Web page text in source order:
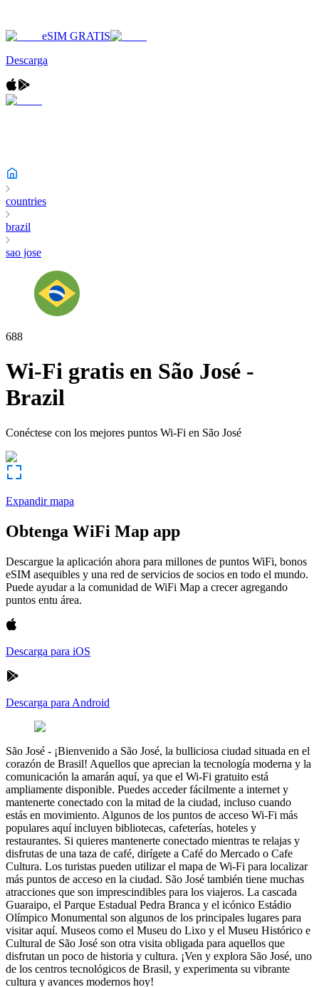
eSIM GRATIS
Descarga
countries
brazil
sao jose
688
Wi-Fi gratis en São José -
Brazil
Conéctese con los mejores puntos Wi-Fi en São José
Expandir mapa
Obtenga WiFi Map app
Descargue la aplicación ahora para millones de puntos WiFi, bonos
eSIM asequibles y una red de servicios de socios en todo el mundo.
Puede ayudar a la comunidad de WiFi Map a crecer agregando
puntos entu área.
Descarga para iOS
Descarga para Android
São José - ¡Bienvenido a São José, la bulliciosa ciudad situada en el
corazón de Brasil! Aquellos que aprecian la tecnología moderna y la
comunicación la amarán aquí, ya que el Wi-Fi gratuito está
ampliamente disponible. Puedes acceder fácilmente a internet y
mantenerte conectado con la mitad de la ciudad, incluso cuando
estás en movimiento. Algunos de los puntos de acceso Wi-Fi más
populares aquí incluyen bibliotecas, cafeterías, hoteles y
restaurantes. Si quieres mantenerte conectado mientras te relajas y
disfrutas de una taza de café, dirígete a Café do Mercado o Cafe
Cultura. Los turistas pueden utilizar el mapa de Wi-Fi para localizar
más puntos de acceso en la ciudad. São José también tiene muchas
atracciones que son imprescindibles para los viajeros. La cascada
Guaraipo, el Parque Estadual Pedra Branca y el icónico Estádio
Olímpico Monumental son algunos de los principales lugares para
visitar aquí. Museos como el Museu do Lixo y el Museu Histórico e
Cultural de São José son otra visita obligada para aquellos que
disfrutan un poco de historia y cultura. ¡Ven y explora São José, uno
de los centros tecnológicos de Brasil, y experimenta su vibrante
cultura y avances modernos hoy!